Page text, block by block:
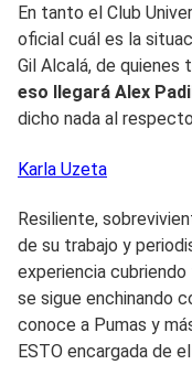
En tanto el Club
oficial cuál es la
Gil Alcalá, de quienes
eso llegará Alex
dicho nada al
Karla Uzeta
Resiliente,
de su trabajo y
experiencia
se sigue enchinando
conoce a Pumas y
ESTO encargada de